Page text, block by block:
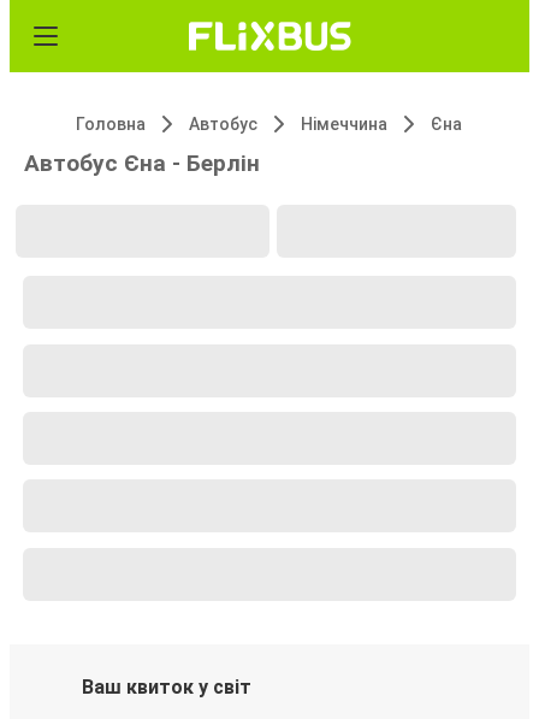
Головна Автобус Німеччина Єна
Автобус Єна - Берлін
Ваш квиток у світ